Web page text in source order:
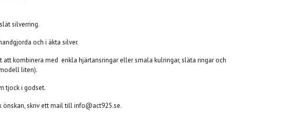
silverring.
och i äkta silver.
att kombinera med enkla hjärtansringar eller smala kulringar, släta ringar och
liten).
tjock i godset.
önskan, skriv ett mail tillinfo@act925.se.